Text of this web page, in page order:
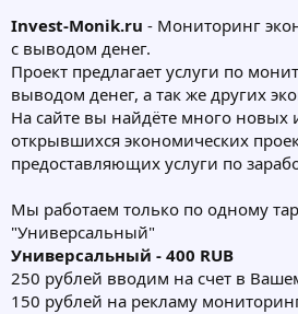
Invest-Monik.ru - Мониторинг
с выводом денег.
Проект предлагает услуги по
выводом денег, а так же других
На сайте вы найдёте много новых
открывшихся экономических
предоставляющих услуги по
Мы работаем только по одному
"Универсальный"
Универсальный - 400 RUB
250 рублей вводим на счет в
150 рублей на рекламу